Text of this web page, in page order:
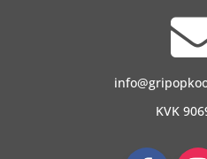
KVK